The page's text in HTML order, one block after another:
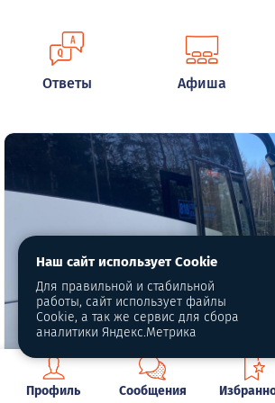
Ответы Афиша
Профиль Сообщения
Наш сайт использует Cookie
Для правильной и стабильной
работы, сайт использует файлы
Cookie, а так же сервис для сбора
аналитики Яндекс.Метрика